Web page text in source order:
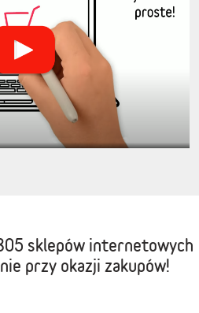
sklepów internetowych
przy okazji zakupów!